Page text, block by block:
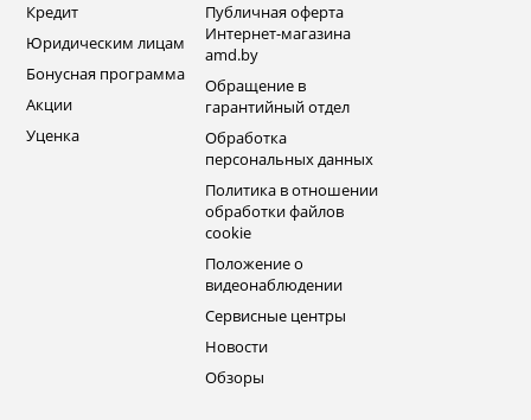
Кредит
Юридическим лицам
Бонусная программа
Акции
Уценка
Публичная оферта
Интернет-магазина
amd.by
Обращение в
гарантийный отдел
Обработка
персональных данных
Политика в отношении
обработки файлов
cookie
Положение о
видеонаблюдении
Сервисные центры
Новости
Обзоры